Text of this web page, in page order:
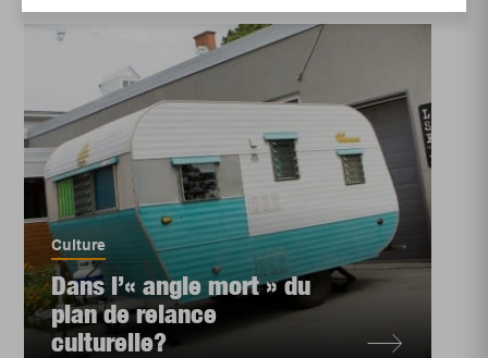
Culture
Dans l’« angle mort » du
plan de relance
culturelle?